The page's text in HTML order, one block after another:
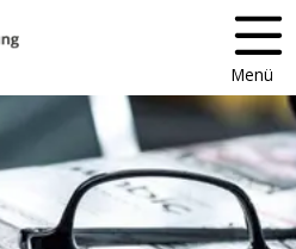
Menü